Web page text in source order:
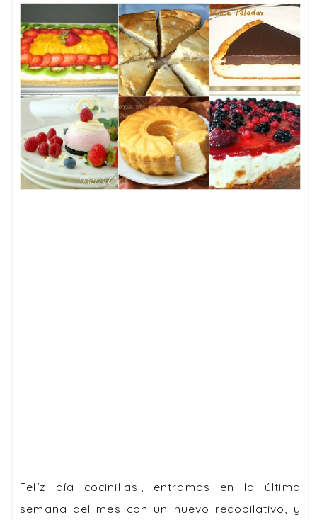
Felíz día cocinillas!, entramos en la última
semana del mes con un nuevo recopilativo, y